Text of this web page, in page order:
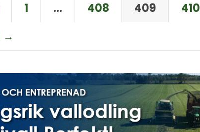
1 … 408 409 410
→